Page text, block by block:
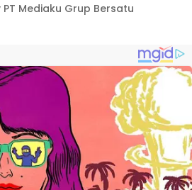
Mediaku Grup Bersatu